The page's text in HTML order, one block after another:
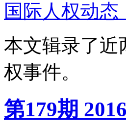
国际人权动
本文辑录了近
权事件。
第179期